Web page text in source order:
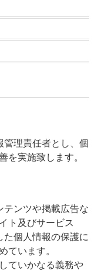
理責任者とし、個
を実施致します。
ンツや掲載広告な
ト及びサービス
個人情報の保護に
ています。
ていかなる義務や